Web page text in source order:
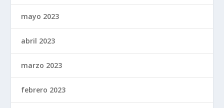
mayo 2023
abril 2023
marzo 2023
febrero 2023